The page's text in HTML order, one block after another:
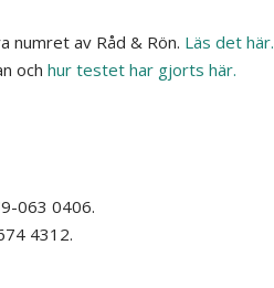
numret av Råd & Rön. Läs det här.
och hur testet har gjorts här.
063 0406.
4312.